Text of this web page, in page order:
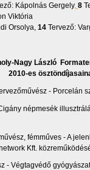
Kápolnás Gergely, 8
Viktória
Orsolya, 14Tervező:
Nagy László
2010-es
- Porcelán
népmesék
fémműves - A
Kft.
- Végtagvédő